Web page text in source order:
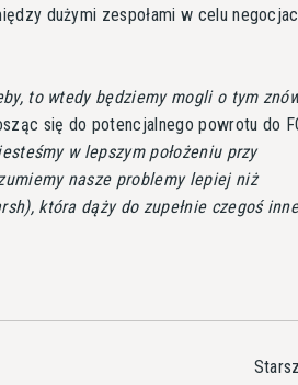
dużymi zespołami w celu
to wtedy będziemy mogli o tym
się do potencjalnego powrotu do
w lepszym położeniu przy
nasze problemy lepiej niż
która dąży do zupełnie czegoś